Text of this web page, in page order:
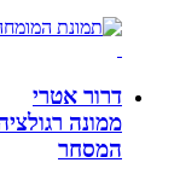
דרור אטרי
ממונה רגולציה,
המסחר